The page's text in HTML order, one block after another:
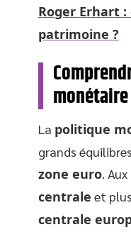
Roger Erhart
patrimoine ?
La politique
grands
zone euro .
centrale et
centrale